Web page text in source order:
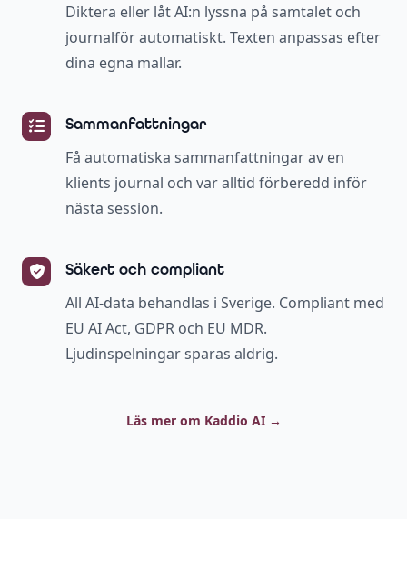
Diktera eller låt AI:n lyssna på samtalet och
journalför automatiskt. Texten anpassas efter
dina egna mallar.
Sammanfattningar
Få automatiska sammanfattningar av en
klients journal och var alltid förberedd inför
nästa session.
Säkert och compliant
All AI-data behandlas i Sverige. Compliant med
EU AI Act, GDPR och EU MDR.
Ljudinspelningar sparas aldrig.
Läs mer om Kaddio AI →